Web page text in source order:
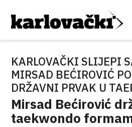
KARLOVAČKI SLIJEPI
MIRSAD BEĆIROVIĆ
DRŽAVNI PRVAK U
Mirsad Bećirović
taekwondo